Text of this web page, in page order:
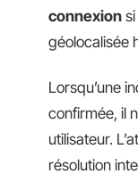
connexion
géolocalisée
Lorsqu’une
confirmée, il
utilisateur.
résolution